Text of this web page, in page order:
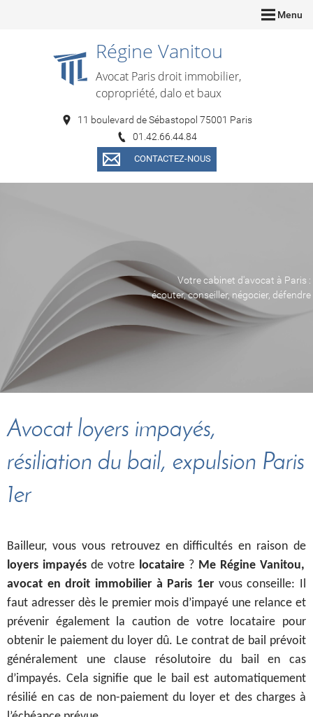
Menu
Régine Vanitou
Avocat Paris droit immobilier,
copropriété, dalo et baux
11 boulevard de Sébastopol 75001 Paris
01.42.66.44.84
CONTACTEZ-NOUS
Votre cabinet d'avocat à Paris :
écouter, conseiller, négocier, défendre
Avocat loyers impayés,
résiliation du bail, expulsion Paris
1er
Bailleur, vous vous retrouvez en difficultés en raison de
loyers impayés de votre locataire ? Me Régine Vanitou,
avocat en droit immobilier à Paris 1er vous conseille: Il
faut adresser dès le premier mois d’impayé une relance et
prévenir également la caution de votre locataire pour
obtenir le paiement du loyer dû. Le contrat de bail prévoit
généralement une clause résolutoire du bail en cas
d’impayés. Cela signifie que le bail est automatiquement
résilié en cas de non-paiement du loyer et des charges à